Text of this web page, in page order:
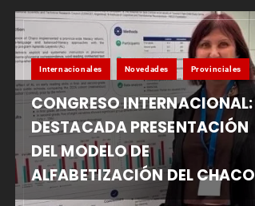
Internacionales Novedades Provinciales
CONGRESO INTERNACIONAL:
DESTACADA PRESENTACIÓN
DEL MODELO DE
ALFABETIZACIÓN DEL CHACO